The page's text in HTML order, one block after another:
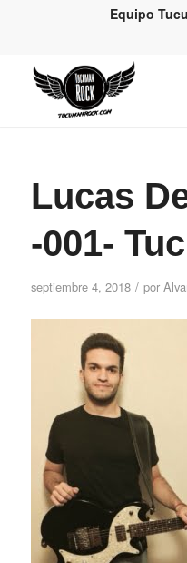
Equipo
Lucas
-001-
septiembre 4, 2018 / por